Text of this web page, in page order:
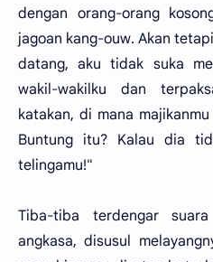
dengan orang-orang
jagoan kang-ouw. Akan
datang, aku tidak suka
wakil-wakilku dan
katakan, di mana
Buntung itu? Kalau dia
telingamu!"
Tiba-tiba terdengar
angkasa, disusul